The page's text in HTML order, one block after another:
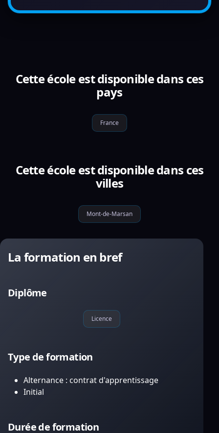
Cette école est disponible dans ces
pays
France
Cette école est disponible dans ces
villes
Mont-de-Marsan
La formation en bref
Diplôme
Licence
Type de formation
Alternance : contrat d'apprentissage
Initial
Durée de formation